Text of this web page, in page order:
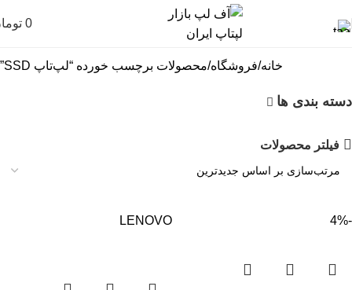
0
خانه فروشگاه محصولات برچسب خورده “لپ‌تاپ SSD”
دسته بندی ها
فیلتر محصولات
-4%
LENOVO